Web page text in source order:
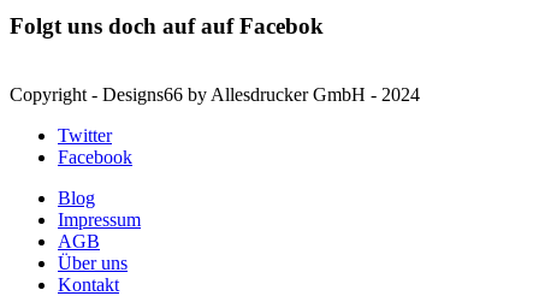
Folgt uns doch auf auf Facebok
Copyright - Designs66 by Allesdrucker GmbH - 2024
Twitter
Facebook
Blog
Impressum
AGB
Über uns
Kontakt